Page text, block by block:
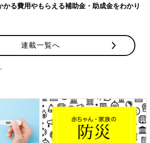
る費用やもらえる補助金・助成金をわかり
連載一覧へ